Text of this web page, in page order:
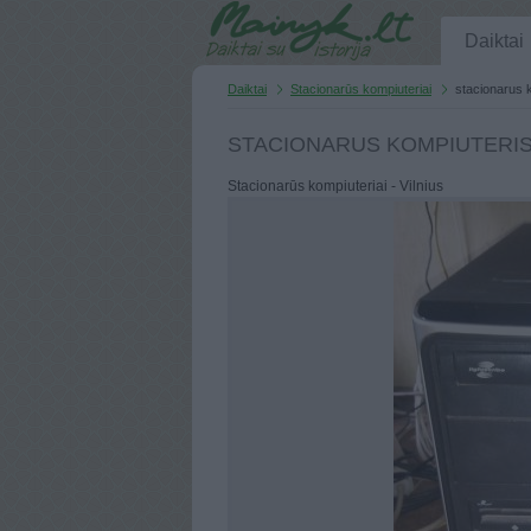
Daiktai
Daiktai Stacionarūs kompiuteriai stacionarus
STACIONARUS KOMPIUTERIS
Stacionarūs kompiuteriai - Vilnius